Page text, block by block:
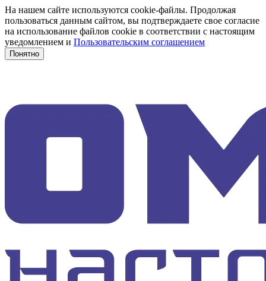
На нашем сайте используются cookie-файлы. Продолжая
пользоваться данным сайтом, вы подтверждаете свое согласие
на использование файлов cookie в соответствии с настоящим
уведомлением и Пользовательским соглашением
Понятно